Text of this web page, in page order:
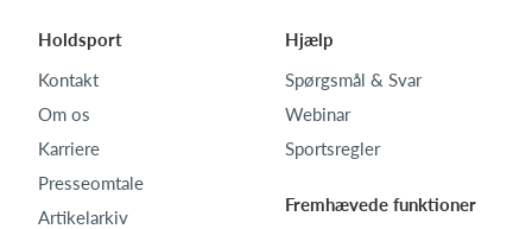
Holdsport
Kontakt
Om os
Karriere
Presseomtale
Artikelarkiv
Hjælp
Spørgsmål & Svar
Webinar
Sportsregler
Fremhævede funktioner